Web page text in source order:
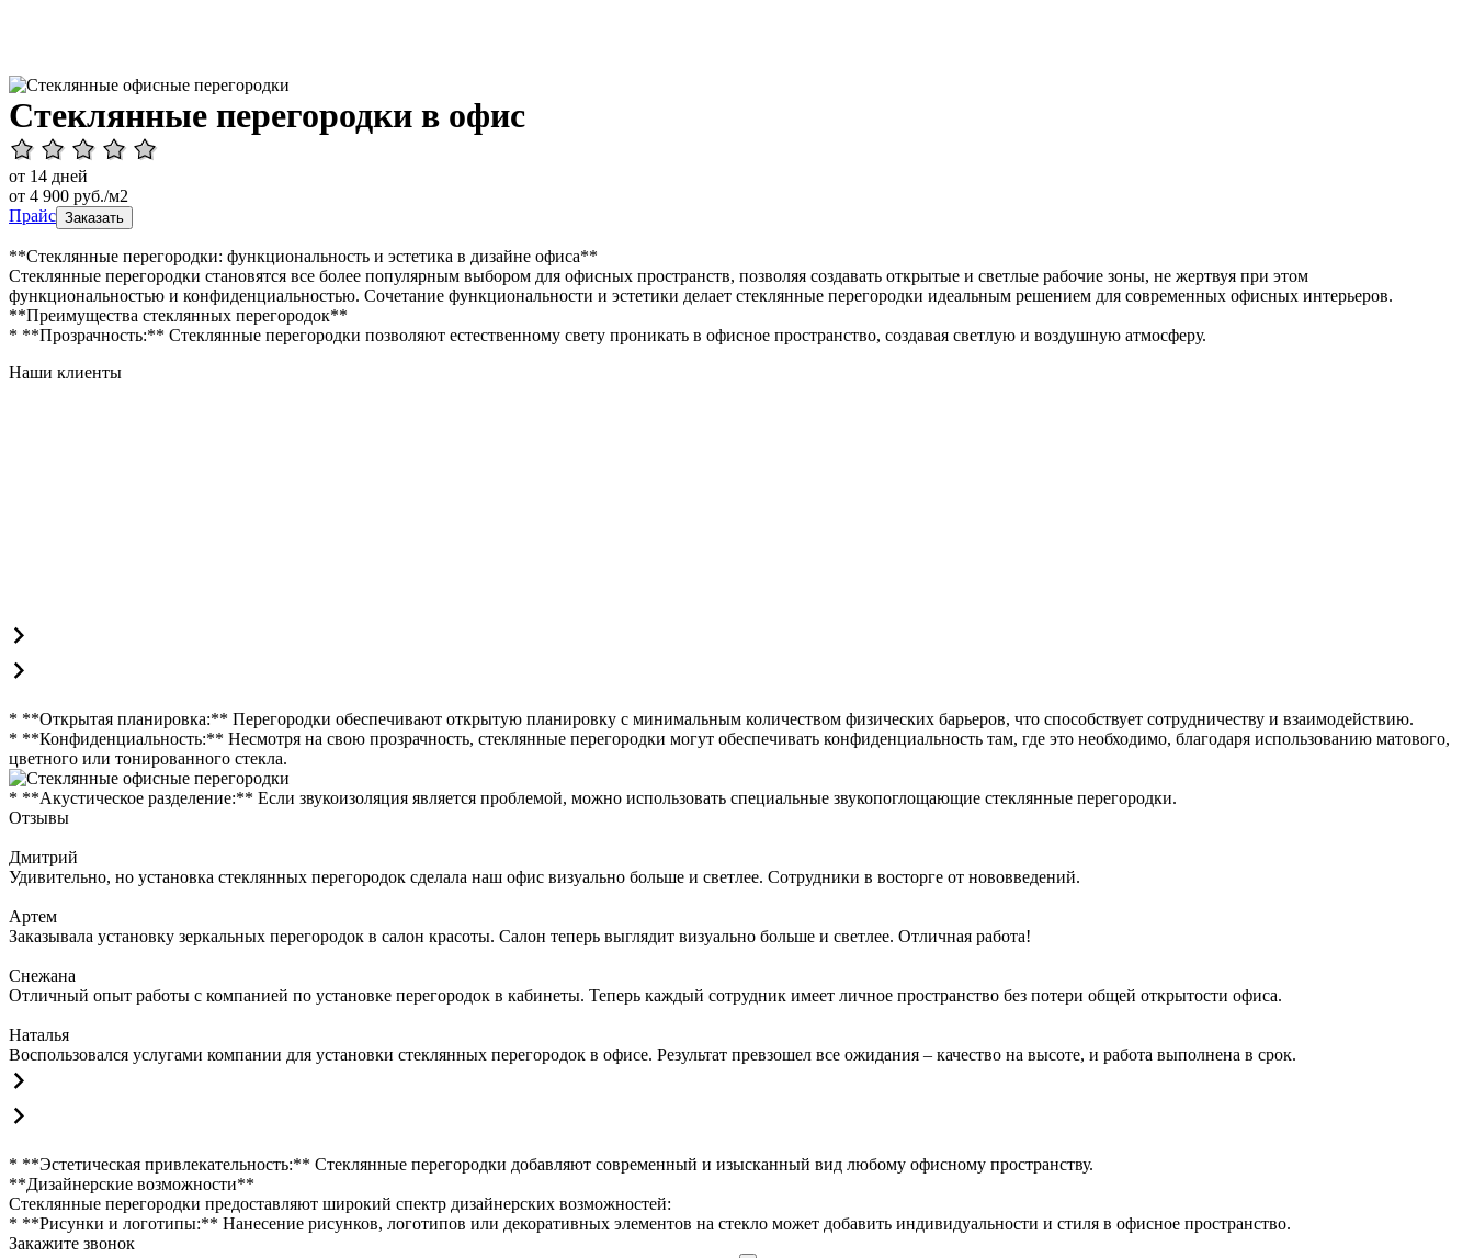
Стеклянные перегородки в офис
от 14 дней
от 4 900 руб./м2
Прайс Заказать
**Стеклянные перегородки: функциональность и эстетика в дизайне офиса**
Стеклянные перегородки становятся все более популярным выбором для офисных пространств, позволяя создавать открытые и светлые рабочие зоны, не жертвуя при этом
функциональностью и конфиденциальностью. Сочетание функциональности и эстетики делает стеклянные перегородки идеальным решением для современных офисных интерьеров.
**Преимущества стеклянных перегородок**
* **Прозрачность:** Стеклянные перегородки позволяют естественному свету проникать в офисное пространство, создавая светлую и воздушную атмосферу.
Наши клиенты
* **Открытая планировка:** Перегородки обеспечивают открытую планировку с минимальным количеством физических барьеров, что способствует сотрудничеству и взаимодействию.
* **Конфиденциальность:** Несмотря на свою прозрачность, стеклянные перегородки могут обеспечивать конфиденциальность там, где это необходимо, благодаря использованию матового,
цветного или тонированного стекла.
* **Акустическое разделение:** Если звукоизоляция является проблемой, можно использовать специальные звукопоглощающие стеклянные перегородки.
Отзывы
Дмитрий
Удивительно, но установка стеклянных перегородок сделала наш офис визуально больше и светлее. Сотрудники в восторге от нововведений.
Артем
Заказывала установку зеркальных перегородок в салон красоты. Салон теперь выглядит визуально больше и светлее. Отличная работа!
Снежана
Отличный опыт работы с компанией по установке перегородок в кабинеты. Теперь каждый сотрудник имеет личное пространство без потери общей открытости офиса.
Наталья
Воспользовался услугами компании для установки стеклянных перегородок в офисе. Результат превзошел все ожидания – качество на высоте, и работа выполнена в срок.
* **Эстетическая привлекательность:** Стеклянные перегородки добавляют современный и изысканный вид любому офисному пространству.
**Дизайнерские возможности**
Стеклянные перегородки предоставляют широкий спектр дизайнерских возможностей:
* **Рисунки и логотипы:** Нанесение рисунков, логотипов или декоративных элементов на стекло может добавить индивидуальности и стиля в офисное пространство.
Закажите звонок